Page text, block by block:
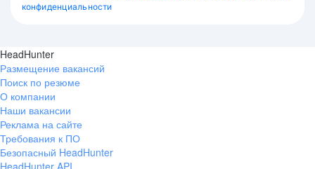
конфиденциальности
HeadHunter
Размещение вакансий
Поиск по резюме
О компании
Наши вакансии
Реклама на сайте
Требования к ПО
Безопасный HeadHunter
HeadHunter API